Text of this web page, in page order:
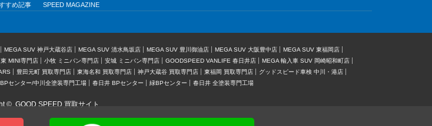
すめ記事 SPEED MAGAZINE
MEGA SUV 神戸大蔵谷店 MEGA SUV 清水鳥坂店 MEGA SUV 豊川御油店 MEGA SUV 大阪豊中店
MEGA SUV 東福岡店
MINI専門店 小牧 ミニバン専門店 安城 ミニバン専門店 GOODSPEED VANLIFE 春日井店
MEGA 輸入車 SUV 岡崎昭和町店
豊田元町 買取専門店 東海名和 買取専門店 神戸大蔵谷 買取専門店 東福岡 買取専門店
グッドスピード車検 中川・港店
センター/中川全塗装専門工場 春日井 BPセンター 緑BPセンター 春日井 全塗装専門工場
© GOOD SPEED 買取サイト